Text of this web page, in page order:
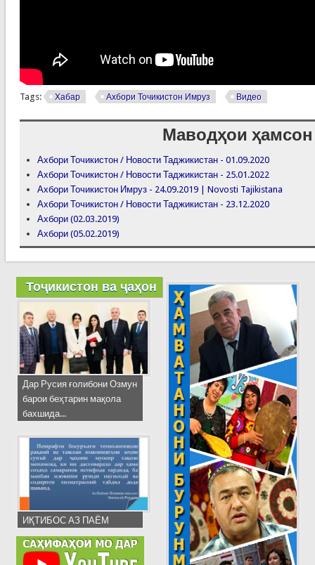
Tags: Хабар Ахбори Точикистон Имруз Видео
Маводҳои ҳамсон
Ахбори Точикистон / Новости Таджикистан - 01.09.2020
Ахбори Точикистон / Новости Таджикистан - 25.01.2022
Ахбори Точикистон Имруз - 24.09.2019 | Novosti Tajikistana
Ахбори Точикистон / Новости Таджикистан - 23.12.2020
Ахбори (02.03.2019)
Ахбори (05.02.2019)
Тоҷикистон ва ҷаҳон
Дар Русия ғолибони Озмун
барои беҳтарин мақола
бахшида...
ИҚТИБОС АЗ ПАЁМ